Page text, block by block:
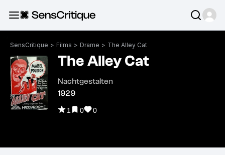
SensCritique > Films > Drame > The Alley Cat
The Alley Cat
Nachtgestalten
1929
1 0 0